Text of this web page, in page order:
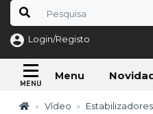
Login/Registo
Menu
Vídeo Estabilizadores